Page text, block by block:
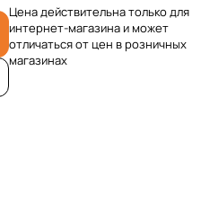
Цена действительна только для
интернет-магазина и может
отличаться от цен в розничных
магазинах